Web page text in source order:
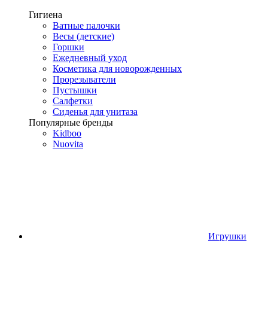
Гигиена
Ватные палочки
Весы (детские)
Горшки
Ежедневный уход
Косметика для новорожденных
Прорезыватели
Пустышки
Салфетки
Сиденья для унитаза
Популярные бренды
Kidboo
Nuovita
Игрушки